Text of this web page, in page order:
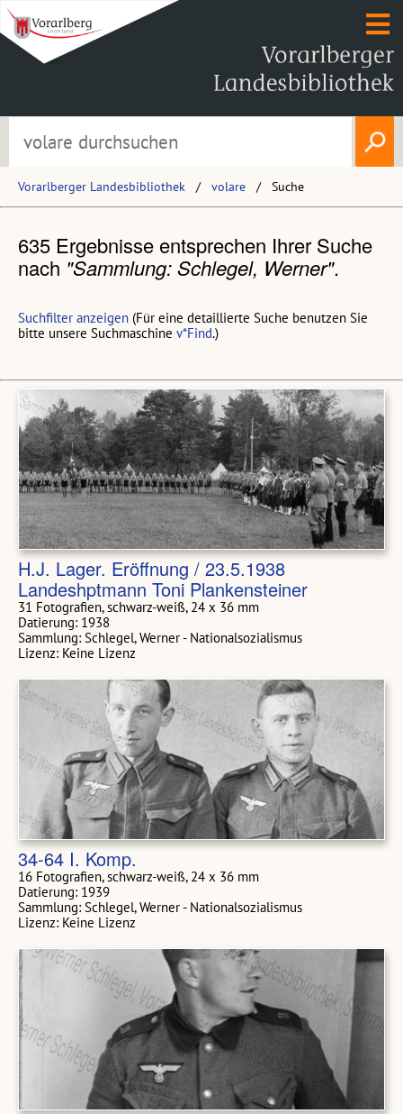
Vorarlberger Landesbibliothek volare Suche
635 Ergebnisse entsprechen Ihrer Suche
nach "Sammlung: Schlegel, Werner".
Suchfilter anzeigen (Für eine detaillierte Suche benutzen Sie
bitte unsere Suchmaschine v*Find.)
H.J. Lager. Eröffnung / 23.5.1938
Landeshptmann Toni Plankensteiner
31 Fotografien, schwarz-weiß, 24 x 36 mm
Datierung: 1938
Sammlung: Schlegel, Werner - Nationalsozialismus
Lizenz: Keine Lizenz
34-64 I. Komp.
16 Fotografien, schwarz-weiß, 24 x 36 mm
Datierung: 1939
Sammlung: Schlegel, Werner - Nationalsozialismus
Lizenz: Keine Lizenz